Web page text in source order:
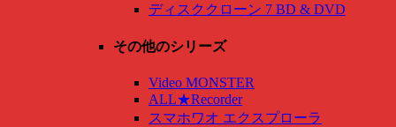
ディスククローン 7 BD & DVD
その他のシリーズ
Video MONSTER
ALL★Recorder
スマホワオ エクスプローラ